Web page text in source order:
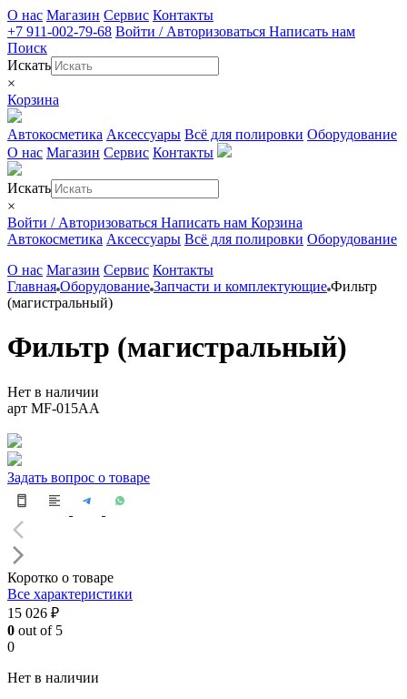
О нас Магазин Сервис Контакты
+7 911-002-79-68 Войти / Авторизоваться Написать нам
Поиск
Искать
×
Корзина
Автокосметика Аксессуары Всё для полировки Оборудование
О нас Магазин Сервис Контакты
Искать
×
Войти / Авторизоваться Написать нам Корзина
Автокосметика Аксессуары Всё для полировки Оборудование
О нас Магазин Сервис Контакты
Главная Оборудование Запчасти и комплектующие Фильтр
(магистральный)
Фильтр (магистральный)
Нет в наличии
арт MF-015AА
Задать вопрос о товаре
Коротко о товаре
Все характеристики
15 026 ₽
0 out of 5
0
Нет в наличии